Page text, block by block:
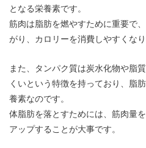
となる栄養素です。
筋肉は脂肪を燃やすために重要で
がり、カロリーを消費しやすくなり
また、タンパク質は炭水化物や脂
くいという特徴を持っており、脂
養素なのです。
体脂肪を落とすためには、筋肉量
アップすることが大事です。